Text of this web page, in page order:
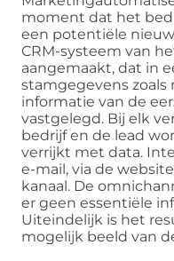
moment dat het
een potentiële
CRM-systeem van
aangemaakt, dat in
stamgegevens zoals
informatie van de
vastgelegd. Bij elk
bedrijf en de lead
verrijkt met data.
e-mail, via de
kanaal. De
er geen essentiële
Uiteindelijk is het
mogelijk beeld van